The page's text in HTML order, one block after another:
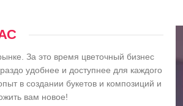
За это время цветочный бизнес
удобнее и доступнее для каждого
в создании букетов и композиций и
вам новое!